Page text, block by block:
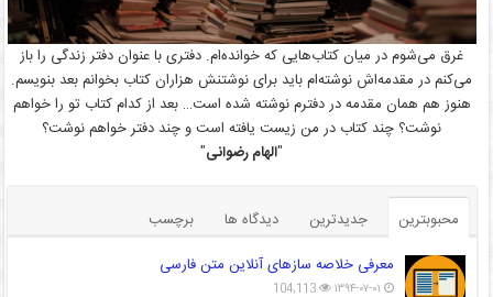
غرق می‌شوم در میان کتاب‌هایی که خوانده‌ام. دفتری با عنوان دفتر زندگی را باز
می‌کنم در مقدمه‌اش نوشته‌ام باید برای نوشتنش هزاران کتاب بخوانم بعد بنویسم.
هنوز هم همان مقدمه در دفترم نوشته شده است… بعد از کدام کتاب تو را خواهم
نوشت؟ چند کتاب در من زیست یافته است و چند دفتر خواهم نوشت؟
"الهام رضوانی"
محبوبترین جدیدترین دیدگاه ها
برچسب
معرفی خلاصه سازهای آنلاین متن فارسی
۱۳۹۴-۰۷-۰۱ 104,113